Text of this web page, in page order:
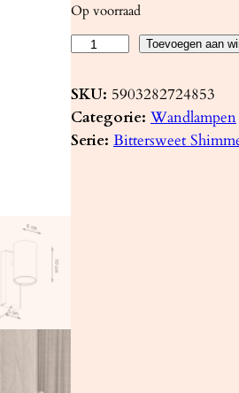
Op voorraad
n
d
l
Toevoegen aan
SKU: 5903282724853
Categorie: Wandlampen
Serie: Bittersweet